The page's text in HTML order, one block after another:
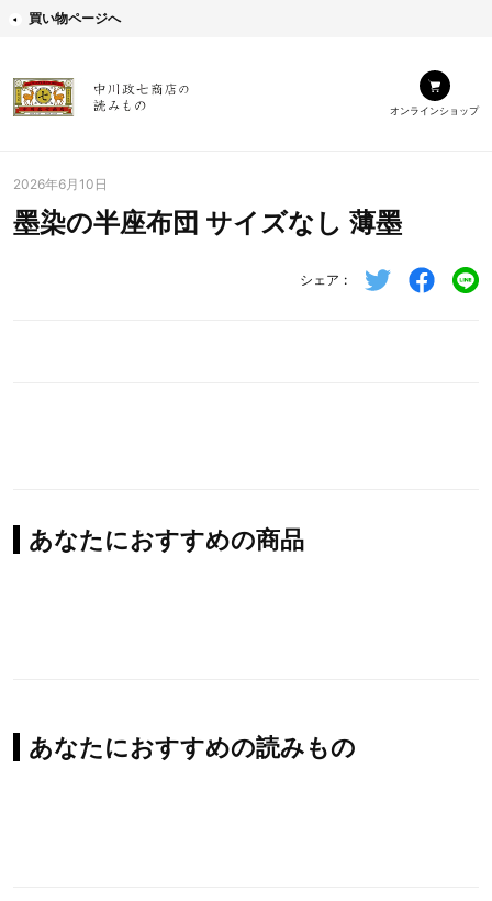
買い物ページへ
オンラインショップ
2026年6月10日
墨染の半座布団 サイズなし 薄墨
シェア
あなたにおすすめの商品
あなたにおすすめの読みもの